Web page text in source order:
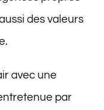
des valeurs
avec une
par